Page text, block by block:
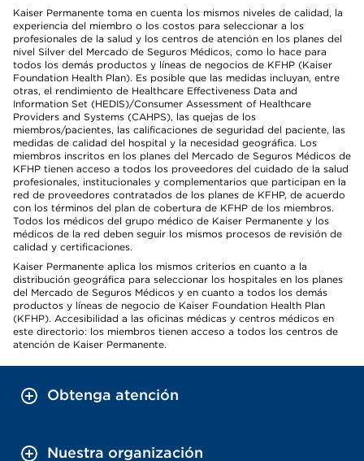
Kaiser Permanente toma en cuenta los mismos niveles de calidad, la
experiencia del miembro o los costos para seleccionar a los
profesionales de la salud y los centros de atención en los planes del
nivel Silver del Mercado de Seguros Médicos, como lo hace para
todos los demás productos y líneas de negocios de KFHP (Kaiser
Foundation Health Plan). Es posible que las medidas incluyan, entre
otras, el rendimiento de Healthcare Effectiveness Data and
Information Set (HEDIS)/Consumer Assessment of Healthcare
Providers and Systems (CAHPS), las quejas de los
miembros/pacientes, las calificaciones de seguridad del paciente, las
medidas de calidad del hospital y la necesidad geográfica. Los
miembros inscritos en los planes del Mercado de Seguros Médicos de
KFHP tienen acceso a todos los proveedores del cuidado de la salud
profesionales, institucionales y complementarios que participan en la
red de proveedores contratados de los planes de KFHP, de acuerdo
con los términos del plan de cobertura de KFHP de los miembros.
Todos los médicos del grupo médico de Kaiser Permanente y los
médicos de la red deben seguir los mismos procesos de revisión de
calidad y certificaciones.
Kaiser Permanente aplica los mismos criterios en cuanto a la
distribución geográfica para seleccionar los hospitales en los planes
del Mercado de Seguros Médicos y en cuanto a todos los demás
productos y líneas de negocio de Kaiser Foundation Health Plan
(KFHP). Accesibilidad a las oficinas médicas y centros médicos en
este directorio: los miembros tienen acceso a todos los centros de
atención de Kaiser Permanente.
Obtenga atención
Nuestra organización